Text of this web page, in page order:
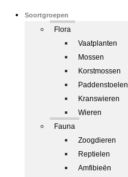
Soortgroepen
Flora
Vaatplanten
Mossen
Korstmossen
Paddenstoelen
Kranswieren
Wieren
Fauna
Zoogdieren
Reptielen
Amfibieën